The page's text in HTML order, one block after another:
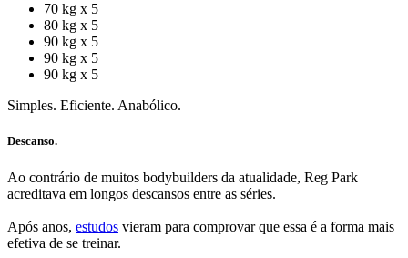
70 kg x 5
80 kg x 5
90 kg x 5
90 kg x 5
90 kg x 5
Simples. Eficiente. Anabólico.
Descanso.
Ao contrário de muitos bodybuilders da atualidade, Reg Park
acreditava em longos descansos entre as séries.
Após anos, estudos vieram para comprovar que essa é a forma mais
efetiva de se treinar.